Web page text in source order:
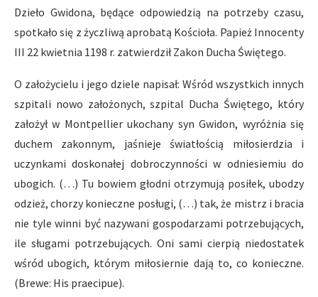
Dzieło Gwidona, będące odpowiedzią na potrzeby czasu,
spotkało się z życzliwą aprobatą Kościoła. Papież Innocenty
III 22 kwietnia 1198 r. zatwierdził Zakon Ducha Świętego.
O założycielu i jego dziele napisał: Wśród wszystkich innych
szpitali nowo założonych, szpital Ducha Świętego, który
założył w Montpellier ukochany syn Gwidon, wyróżnia się
duchem zakonnym, jaśnieje światłością miłosierdzia i
uczynkami doskonałej dobroczynności w odniesiemiu do
ubogich. (…) Tu bowiem głodni otrzymują posiłek, ubodzy
odzież, chorzy konieczne posługi, (…) tak, że mistrz i bracia
nie tyle winni być nazywani gospodarzami potrzebujących,
ile sługami potrzebujących. Oni sami cierpią niedostatek
wśród ubogich, którym miłosiernie dają to, co konieczne.
(Brewe: His praecipue).